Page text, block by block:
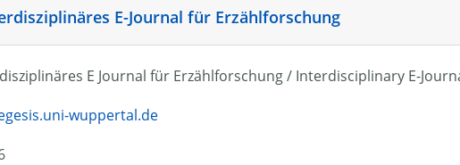
E-Journal für Erzählforschung
E Journal für Erzählforschung / Interdisciplinary E-
wuppertal.de